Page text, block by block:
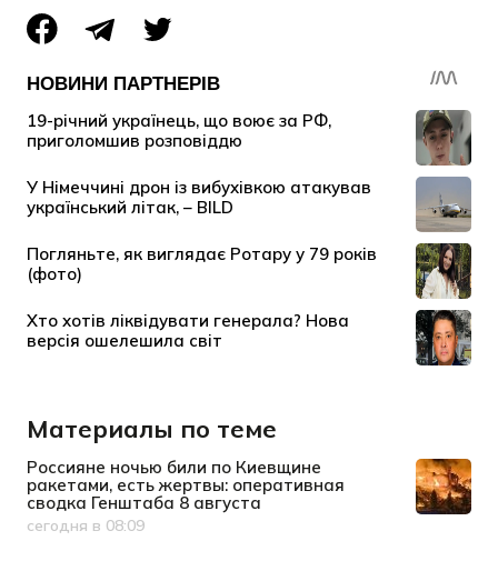
Материалы по теме
Россияне ночью били по Киевщине
ракетами, есть жертвы: оперативная
сводка Генштаба 8 августа
Дата публикации
сегодня в 08:09